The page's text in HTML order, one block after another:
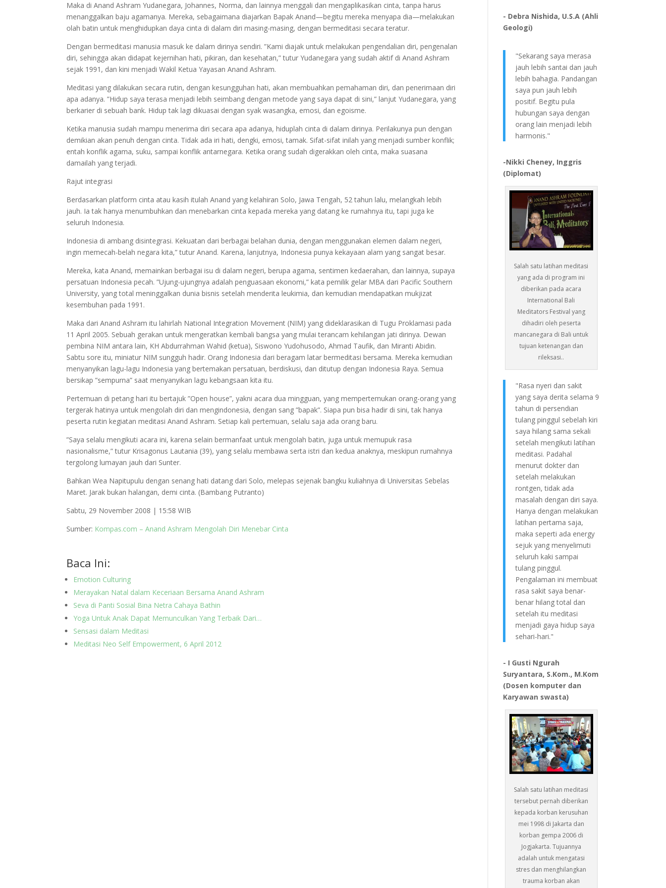
Maka di Anand Ashram Yudanegara, Johannes, Norma, dan lainnya menggali dan mengaplikasikan cinta, tanpa harus
menanggalkan baju agamanya. Mereka, sebagaimana diajarkan Bapak Anand—begitu mereka menyapa dia—melakukan
olah batin untuk menghidupkan daya cinta di dalam diri masing-masing, dengan bermeditasi secara teratur.
Dengan bermeditasi manusia masuk ke dalam dirinya sendiri. ”Kami diajak untuk melakukan pengendalian diri, pengenalan
diri, sehingga akan didapat kejernihan hati, pikiran, dan kesehatan,” tutur Yudanegara yang sudah aktif di Anand Ashram
sejak 1991, dan kini menjadi Wakil Ketua Yayasan Anand Ashram.
Meditasi yang dilakukan secara rutin, dengan kesungguhan hati, akan membuahkan pemahaman diri, dan penerimaan diri
apa adanya. ”Hidup saya terasa menjadi lebih seimbang dengan metode yang saya dapat di sini,” lanjut Yudanegara, yang
berkarier di sebuah bank. Hidup tak lagi dikuasai dengan syak wasangka, emosi, dan egoisme.
Ketika manusia sudah mampu menerima diri secara apa adanya, hiduplah cinta di dalam dirinya. Perilakunya pun dengan
demikian akan penuh dengan cinta. Tidak ada iri hati, dengki, emosi, tamak. Sifat-sifat inilah yang menjadi sumber konflik;
entah konflik agama, suku, sampai konflik antarnegara. Ketika orang sudah digerakkan oleh cinta, maka suasana
damailah yang terjadi.
Rajut integrasi
Berdasarkan platform cinta atau kasih itulah Anand yang kelahiran Solo, Jawa Tengah, 52 tahun lalu, melangkah lebih
jauh. Ia tak hanya menumbuhkan dan menebarkan cinta kepada mereka yang datang ke rumahnya itu, tapi juga ke
seluruh Indonesia.
Indonesia di ambang disintegrasi. Kekuatan dari berbagai belahan dunia, dengan menggunakan elemen dalam negeri,
ingin memecah-belah negara kita,” tutur Anand. Karena, lanjutnya, Indonesia punya kekayaan alam yang sangat besar.
Mereka, kata Anand, memainkan berbagai isu di dalam negeri, berupa agama, sentimen kedaerahan, dan lainnya, supaya
persatuan Indonesia pecah. ”Ujung-ujungnya adalah penguasaan ekonomi,” kata pemilik gelar MBA dari Pacific Southern
University, yang total meninggalkan dunia bisnis setelah menderita leukimia, dan kemudian mendapatkan mukjizat
kesembuhan pada 1991.
Maka dari Anand Ashram itu lahirlah National Integration Movement (NIM) yang dideklarasikan di Tugu Proklamasi pada
11 April 2005. Sebuah gerakan untuk mengeratkan kembali bangsa yang mulai terancam kehilangan jati dirinya. Dewan
pembina NIM antara lain, KH Abdurrahman Wahid (ketua), Siswono Yudohusodo, Ahmad Taufik, dan Miranti Abidin.
Sabtu sore itu, miniatur NIM sungguh hadir. Orang Indonesia dari beragam latar bermeditasi bersama. Mereka kemudian
menyanyikan lagu-lagu Indonesia yang bertemakan persatuan, berdiskusi, dan ditutup dengan Indonesia Raya. Semua
bersikap ”sempurna” saat menyanyikan lagu kebangsaan kita itu.
Pertemuan di petang hari itu bertajuk ”Open house”, yakni acara dua mingguan, yang mempertemukan orang-orang yang
tergerak hatinya untuk mengolah diri dan mengindonesia, dengan sang ”bapak”. Siapa pun bisa hadir di sini, tak hanya
peserta rutin kegiatan meditasi Anand Ashram. Setiap kali pertemuan, selalu saja ada orang baru.
”Saya selalu mengikuti acara ini, karena selain bermanfaat untuk mengolah batin, juga untuk memupuk rasa
nasionalisme,” tutur Krisagonus Lautania (39), yang selalu membawa serta istri dan kedua anaknya, meskipun rumahnya
tergolong lumayan jauh dari Sunter.
Bahkan Wea Napitupulu dengan senang hati datang dari Solo, melepas sejenak bangku kuliahnya di Universitas Sebelas
Maret. Jarak bukan halangan, demi cinta. (Bambang Putranto)
Sabtu, 29 November 2008 | 15:58 WIB
Sumber: Kompas.com – Anand Ashram Mengolah Diri Menebar Cinta
Baca Ini:
Emotion Culturing
Merayakan Natal dalam Keceriaan Bersama Anand Ashram
Seva di Panti Sosial Bina Netra Cahaya Bathin
Yoga Untuk Anak Dapat Memunculkan Yang Terbaik Dari…
Sensasi dalam Meditasi
Meditasi Neo Self Empowerment, 6 April 2012
- Debra Nishida, U.S.A (Ahli
Geologi)
"Sekarang saya merasa
jauh lebih santai dan jauh
lebih bahagia. Pandangan
saya pun jauh lebih
positif. Begitu pula
hubungan saya dengan
orang lain menjadi lebih
harmonis."
-Nikki Cheney, Inggris
(Diplomat)
Salah satu latihan meditasi
yang ada di program ini
diberikan pada acara
International Bali
Meditators Festival yang
dihadiri oleh peserta
mancanegara di Bali untuk
tujuan ketenangan dan
rileksasi..
"Rasa nyeri dan sakit
yang saya derita selama 9
tahun di persendian
tulang pinggul sebelah kiri
saya hilang sama sekali
setelah mengikuti latihan
meditasi. Padahal
menurut dokter dan
setelah melakukan
rontgen, tidak ada
masalah dengan diri saya.
Hanya dengan melakukan
latihan pertama saja,
maka seperti ada energy
sejuk yang menyelimuti
seluruh kaki sampai
tulang pinggul.
Pengalaman ini membuat
rasa sakit saya benar-
benar hilang total dan
setelah itu meditasi
menjadi gaya hidup saya
sehari-hari."
- I Gusti Ngurah
Suryantara, S.Kom., M.Kom
(Dosen komputer dan
Karyawan swasta)
Salah satu latihan meditasi
tersebut pernah diberikan
kepada korban kerusuhan
mei 1998 di Jakarta dan
korban gempa 2006 di
Jogjakarta. Tujuannya
adalah untuk mengatasi
stres dan menghilangkan
trauma korban akan